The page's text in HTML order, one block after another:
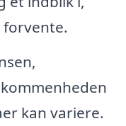
forvente.
kan variere.